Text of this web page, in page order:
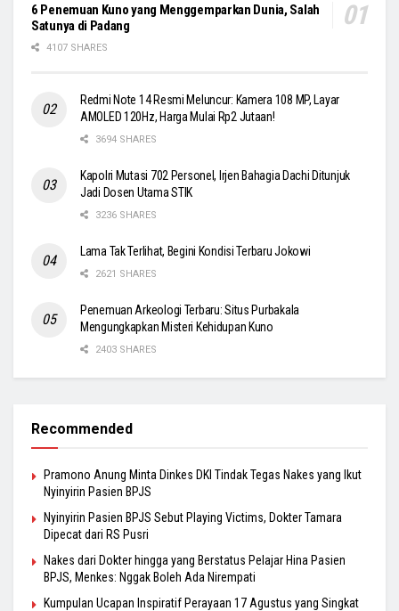
6 Penemuan Kuno yang Menggemparkan Dunia, Salah
Satunya di Padang
4107 SHARES
Redmi Note 14 Resmi Meluncur: Kamera 108 MP, Layar
AMOLED 120Hz, Harga Mulai Rp2 Jutaan!
3694 SHARES
Kapolri Mutasi 702 Personel, Irjen Bahagia Dachi Ditunjuk
Jadi Dosen Utama STIK
3236 SHARES
Lama Tak Terlihat, Begini Kondisi Terbaru Jokowi
2621 SHARES
Penemuan Arkeologi Terbaru: Situs Purbakala
Mengungkapkan Misteri Kehidupan Kuno
2403 SHARES
Recommended
Pramono Anung Minta Dinkes DKI Tindak Tegas Nakes yang Ikut
Nyinyirin Pasien BPJS
Nyinyirin Pasien BPJS Sebut Playing Victims, Dokter Tamara
Dipecat dari RS Pusri
Nakes dari Dokter hingga yang Berstatus Pelajar Hina Pasien
BPJS, Menkes: Nggak Boleh Ada Nirempati
Kumpulan Ucapan Inspiratif Perayaan 17 Agustus yang Singkat